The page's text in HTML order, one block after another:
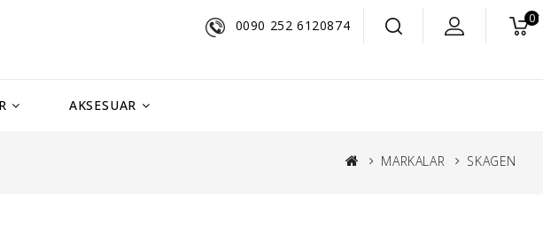
0090 252 6120874 0
AKSESUAR
MARKALAR SKAGEN